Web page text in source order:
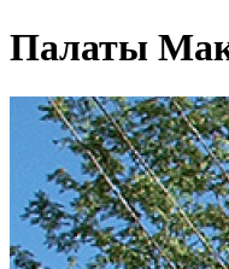
Палаты